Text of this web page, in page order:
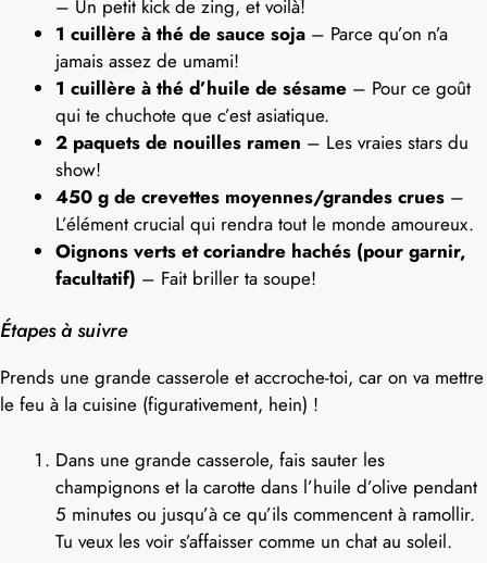
– Un petit kick de zing, et voilà!
1 cuillère à thé de sauce soja – Parce qu’on n’a
jamais assez de umami!
1 cuillère à thé d’huile de sésame – Pour ce goût
qui te chuchote que c’est asiatique.
2 paquets de nouilles ramen – Les vraies stars du
show!
450 g de crevettes moyennes/grandes crues –
L’élément crucial qui rendra tout le monde amoureux.
Oignons verts et coriandre hachés (pour garnir,
facultatif) – Fait briller ta soupe!
Étapes à suivre
Prends une grande casserole et accroche-toi, car on va mettre
le feu à la cuisine (figurativement, hein) !
Dans une grande casserole, fais sauter les
champignons et la carotte dans l’huile d’olive pendant
5 minutes ou jusqu’à ce qu’ils commencent à ramollir.
Tu veux les voir s’affaisser comme un chat au soleil.